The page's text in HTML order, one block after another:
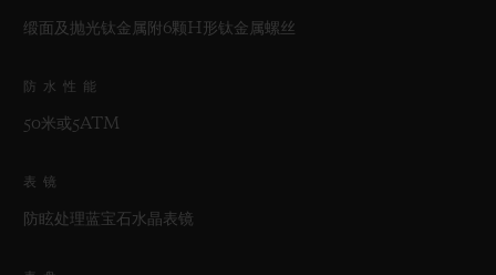
缎面及抛光钛金属附6颗H形钛金属螺丝
防水性能
50米或5ATM
表镜
防眩处理蓝宝石水晶表镜